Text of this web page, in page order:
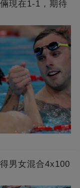
現在1-1，期待
男女混合4x100